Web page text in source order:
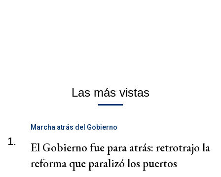
Las más vistas
1.
Marcha atrás del Gobierno
El Gobierno fue para atrás: retrotrajo la
reforma que paralizó los puertos